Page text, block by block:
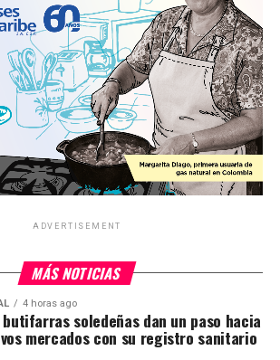
ADVERTISEMENT
MÁS NOTICIAS
4 horas ago
butifarras soledeñas dan un paso hacia
mercados con su registro sanitario